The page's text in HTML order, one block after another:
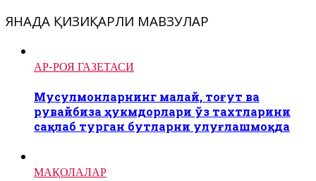
ЯНАДА ҚИЗИҚАРЛИ МАВЗУЛАР
АР-РОЯ ГАЗЕТАСИ
Мусулмонларнинг малай, тоғут ва
рувайбиза ҳукмдорлари ўз тахтларини
сақлаб турган бутларни улуғлашмоқда
МАҚОЛАЛАР